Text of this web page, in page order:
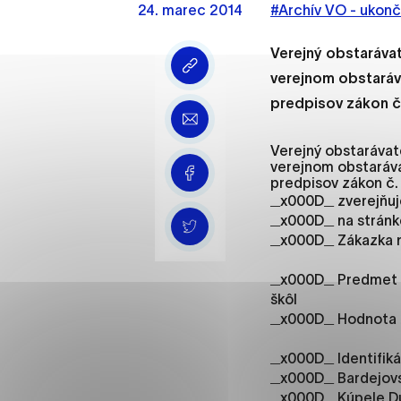
24. marec 2014 #Archív VO -
Verejný
verejnom
predpisov zákon
Verejný
verejnom
predpisov zákon č.
_x000D_
_x000D_ na
_x000D_
_x000D_
škôl
_x000D_
_x000D_
_x000D_
_x000D_ Kúpele
Vyberte úroveň
Technické cookies
Technické súbory
že umožňujú základné
Analytické cookies
Analytické cookies
aby mohol stránky
možné ich spojiť s